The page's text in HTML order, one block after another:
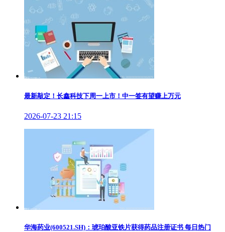
最新敲定！长鑫科技下周一上市！中一签有望赚上万元
2026-07-23 21:15
华海药业(600521.SH)：琥珀酸亚铁片获得药品注册证书 每日热门